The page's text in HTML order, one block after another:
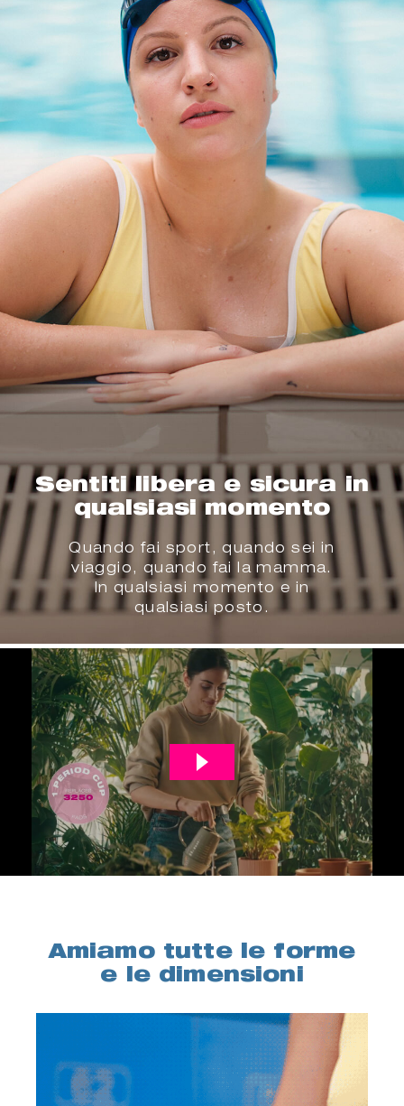
Sentiti libera e sicura in
qualsiasi momento
Quando fai sport, quando sei in
viaggio, quando fai la mamma.
In qualsiasi momento e in
qualsiasi posto.
Amiamo tutte le forme
e le dimensioni